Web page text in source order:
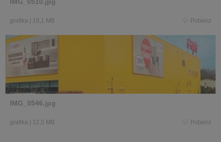
grafika 19,1 MB Pobierz
IMG_0546.jpg
grafika 12,5 MB Pobierz